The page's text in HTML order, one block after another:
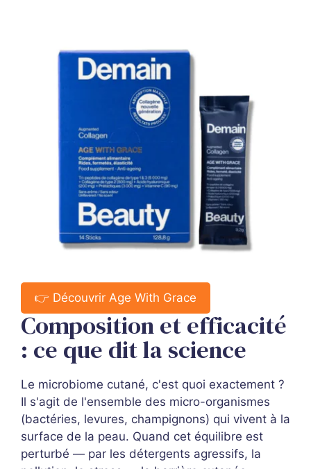
👉 Découvrir Age With Grace
Composition et efficacité
: ce que dit la science
Le microbiome cutané, c'est quoi exactement ?
Il s'agit de l'ensemble des micro-organismes
(bactéries, levures, champignons) qui vivent à la
surface de la peau. Quand cet équilibre est
perturbé — par les détergents agressifs, la